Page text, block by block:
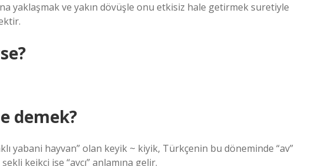
yaklaşmak ve yakın dövüşle onu etkisiz hale getirmek suretiyle
demek?
yabani hayvan” olan keyik ~ kiyik, Türkçenin bu döneminde “av”
keikçi ise “avcı” anlamına gelir.